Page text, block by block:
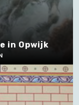
in Opwijk